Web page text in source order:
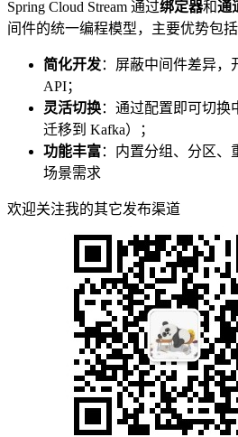
Spring Cloud Stream 通过绑定器和通
间件的统一编程模型，主要优势包括
简化开发：屏蔽中间件差异，
API；
灵活切换：通过配置即可切换
迁移到 Kafka）；
功能丰富：内置分组、分区、
场景需求
欢迎关注我的其它发布渠道